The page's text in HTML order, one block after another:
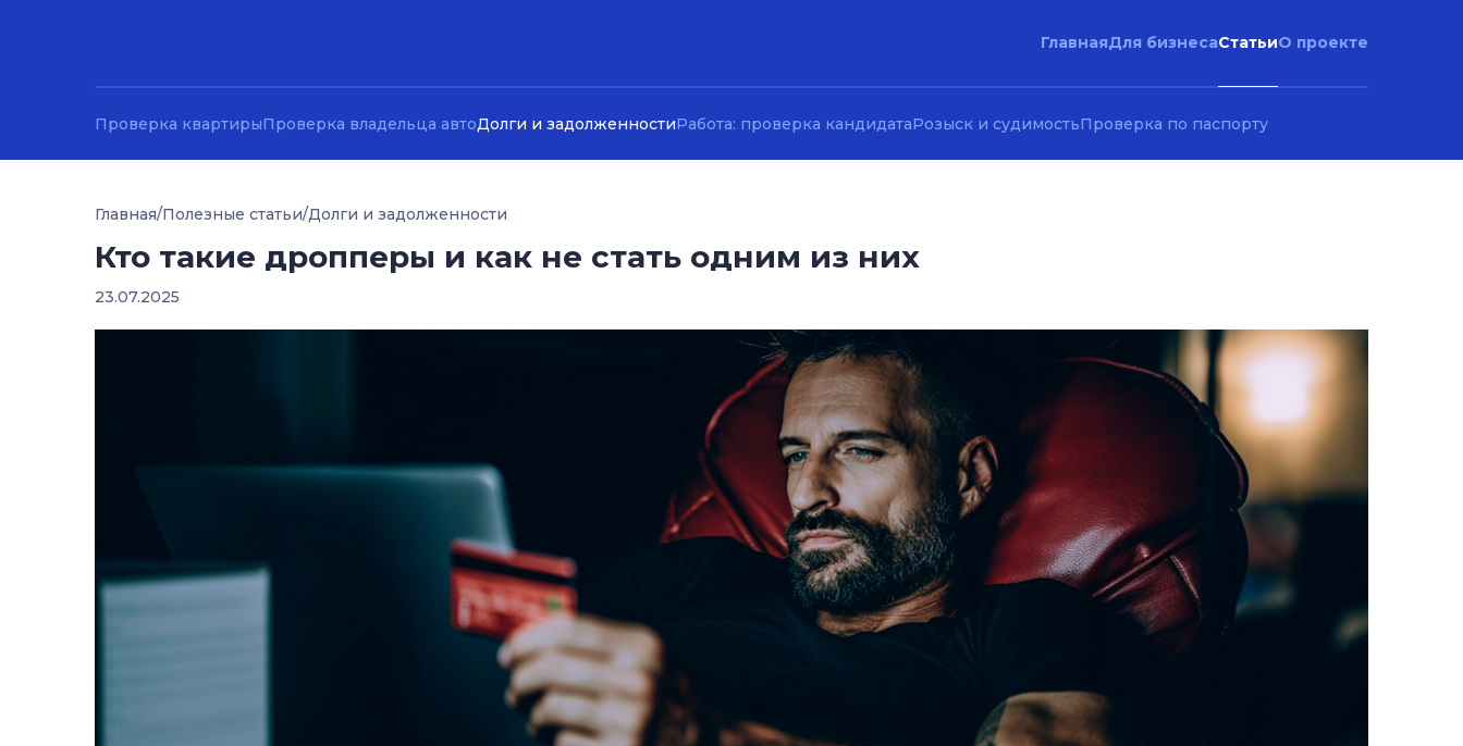
ГлавнаяДля бизнесаСтатьиО проекте
Проверка квартирыПроверка владельца автоДолги и задолженностиРабота: проверка кандидатаРозыск и судимостьПроверка по паспорту
Главная/Полезные статьи/Долги и задолженности
Кто такие дропперы и как не стать одним из них
23.07.2025